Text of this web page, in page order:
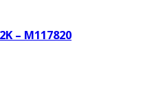
– M117820